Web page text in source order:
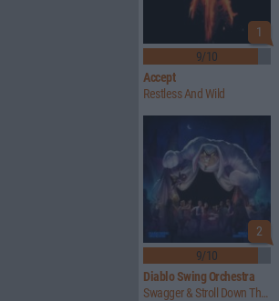
1
9/10
Accept
Restless And Wild
2
9/10
Diablo Swing Orchestra
Swagger & Stroll Down The Rabbit Hole